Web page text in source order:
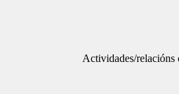
Actividades/relacións